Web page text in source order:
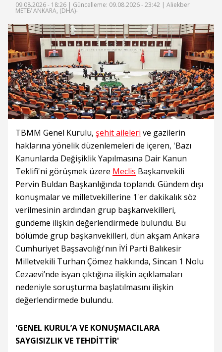
09.08.2026 - 18:26 | Güncelleme: 09.08.2026 - 23:42 | Aliekber
METE/ ANKARA, (DHA)-
TBMM Genel Kurulu, şehit aileleri ve gazilerin
haklarına yönelik düzenlemeleri de içeren, 'Bazı
Kanunlarda Değişiklik Yapılmasına Dair Kanun
Teklifi'ni görüşmek üzere Meclis Başkanvekili
Pervin Buldan Başkanlığında toplandı. Gündem dışı
konuşmalar ve milletvekillerine 1'er dakikalık söz
verilmesinin ardından grup başkanvekilleri,
gündeme ilişkin değerlendirmede bulundu. Bu
bölümde grup başkanvekilleri, dün akşam Ankara
Cumhuriyet Başsavcılığı'nın İYİ Parti Balıkesir
Milletvekili Turhan Çömez hakkında, Sincan 1 Nolu
Cezaevi’nde isyan çıktığına ilişkin açıklamaları
nedeniyle soruşturma başlatılmasını ilişkin
değerlendirmede bulundu.
'GENEL KURUL’A VE KONUŞMACILARA
SAYGISIZLIK VE TEHDİTTİR'